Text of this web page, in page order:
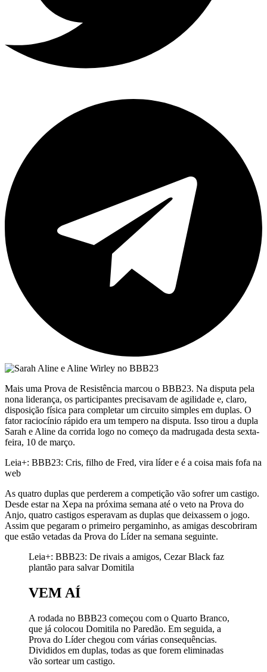
Mais uma Prova de Resistência marcou o BBB23. Na disputa pela
nona liderança, os participantes precisavam de agilidade e, claro,
disposição física para completar um circuito simples em duplas. O
fator raciocínio rápido era um tempero na disputa. Isso tirou a dupla
Sarah e Aline da corrida logo no começo da madrugada desta sexta-
feira, 10 de março.
Leia+: BBB23: Cris, filho de Fred, vira líder e é a coisa mais fofa na
web
As quatro duplas que perderem a competição vão sofrer um castigo.
Desde estar na Xepa na próxima semana até o veto na Prova do
Anjo, quatro castigos esperavam as duplas que deixassem o jogo.
Assim que pegaram o primeiro pergaminho, as amigas descobriram
que estão vetadas da Prova do Líder na semana seguinte.
Leia+: BBB23: De rivais a amigos, Cezar Black faz
plantão para salvar Domitila
VEM AÍ
A rodada no BBB23 começou com o Quarto Branco,
que já colocou Domitila no Paredão. Em seguida, a
Prova do Líder chegou com várias consequências.
Divididos em duplas, todas as que forem eliminadas
vão sortear um castigo.